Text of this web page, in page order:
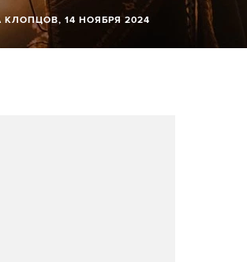
КЛОПЦОВ, 14 НОЯБРЯ 2024